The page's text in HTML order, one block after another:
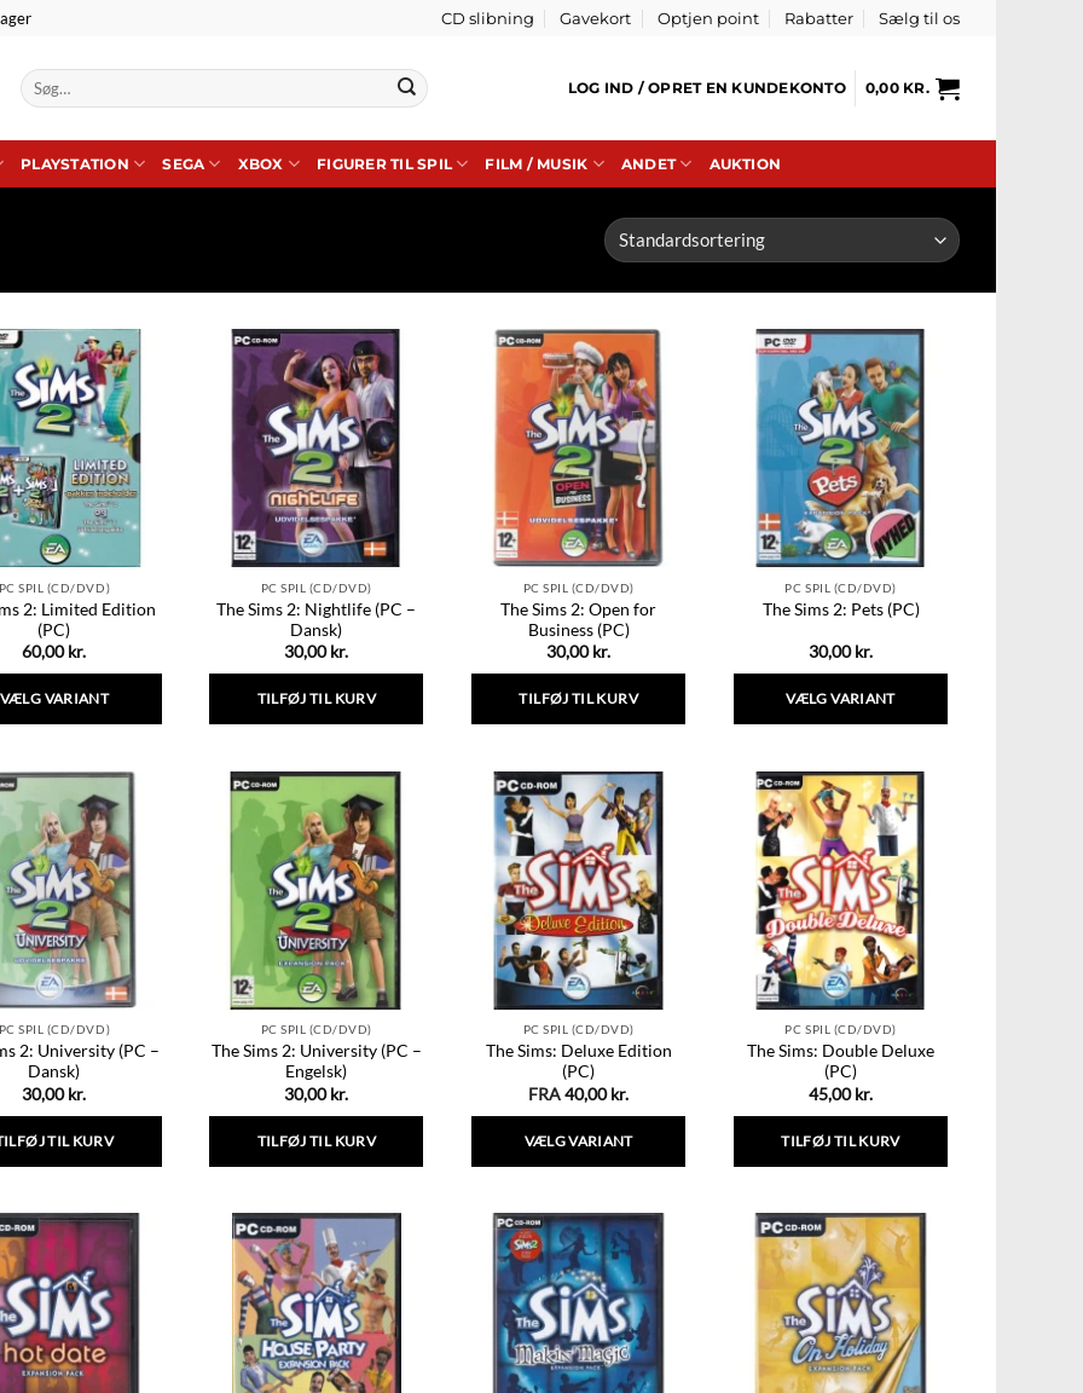
CD slibning Gavekort Optjen point Rabatter Sælg til os
Søg
efter:
LOG IND / OPRET EN KUNDEKONTO 0,00 KR.
PLAYSTATION SEGA XBOX FIGURER TIL SPIL FILM / MUSIK ANDET AUKTION
SPIL (CD/DVD)
2: Limited Edition
(PC)
60,00kr.
VÆLG VARIANT
flere
varianter.
Mulighederne
kan
vælges
på
varesiden
PC SPIL (CD/DVD)
The Sims 2: Nightlife (PC –
Dansk)
30,00kr.
TILFØJ TIL KURV
PC SPIL (CD/DVD)
The Sims 2: Open for
Business (PC)
30,00kr.
TILFØJ TIL KURV
PC SPIL (CD/DVD)
The Sims 2: Pets (PC)
30,00kr.
VÆLG VARIANT
har
flere
varianter.
Mulighederne
kan
vælges
på
varesiden
SPIL (CD/DVD)
2: University (PC –
Dansk)
30,00kr.
TIL KURV
PC SPIL (CD/DVD)
The Sims 2: University (PC –
Engelsk)
30,00kr.
TILFØJ TIL KURV
PC SPIL (CD/DVD)
The Sims: Deluxe Edition
(PC)
FRA40,00kr.
VÆLG VARIANT
har
flere
varianter.
Mulighederne
kan
vælges
på
PC SPIL (CD/DVD)
The Sims: Double Deluxe
(PC)
45,00kr.
TILFØJ TIL KURV